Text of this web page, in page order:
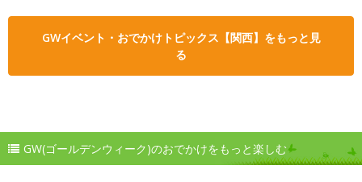
GWイベント・おでかけトピックス【関西】をもっと見
る
GW(ゴールデンウィーク)のおでかけをもっと楽しむ